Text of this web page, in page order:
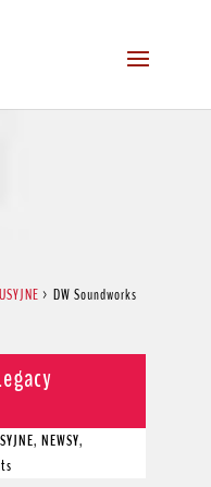
> DW Soundworks
, NEWSY,